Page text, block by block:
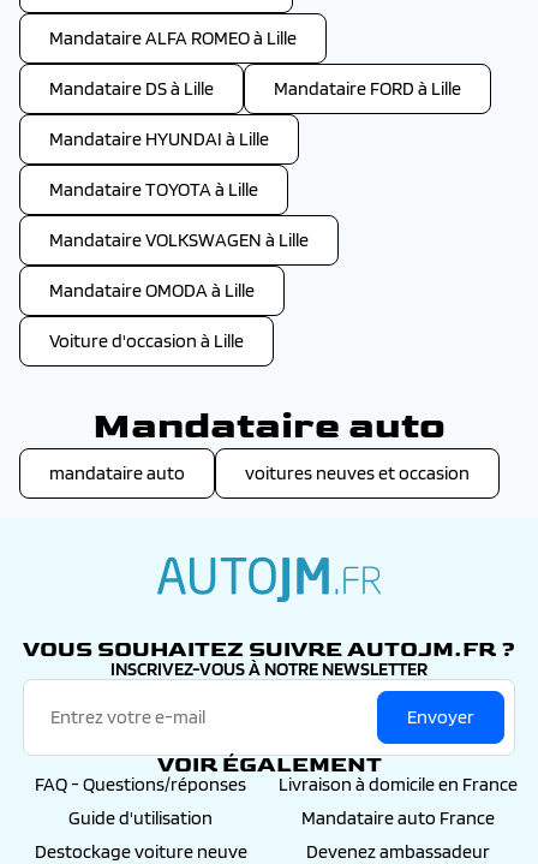
Mandataire ALFA ROMEO à Lille
Mandataire DS à Lille Mandataire FORD à Lille
Mandataire HYUNDAI à Lille
Mandataire TOYOTA à Lille
Mandataire VOLKSWAGEN à Lille
Mandataire OMODA à Lille
Voiture d'occasion à Lille
Mandataire auto
mandataire auto voitures neuves et occasion
VOUS SOUHAITEZ SUIVRE AUTOJM.FR ?
INSCRIVEZ-VOUS À NOTRE NEWSLETTER
Envoyer
VOIR ÉGALEMENT
FAQ - Questions/réponses
Livraison à domicile en France
Guide d'utilisation
Mandataire auto France
Destockage voiture neuve
Devenez ambassadeur